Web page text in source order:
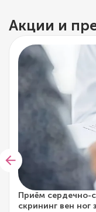
Акции и
Приём сердечно-
скрининг вен ног